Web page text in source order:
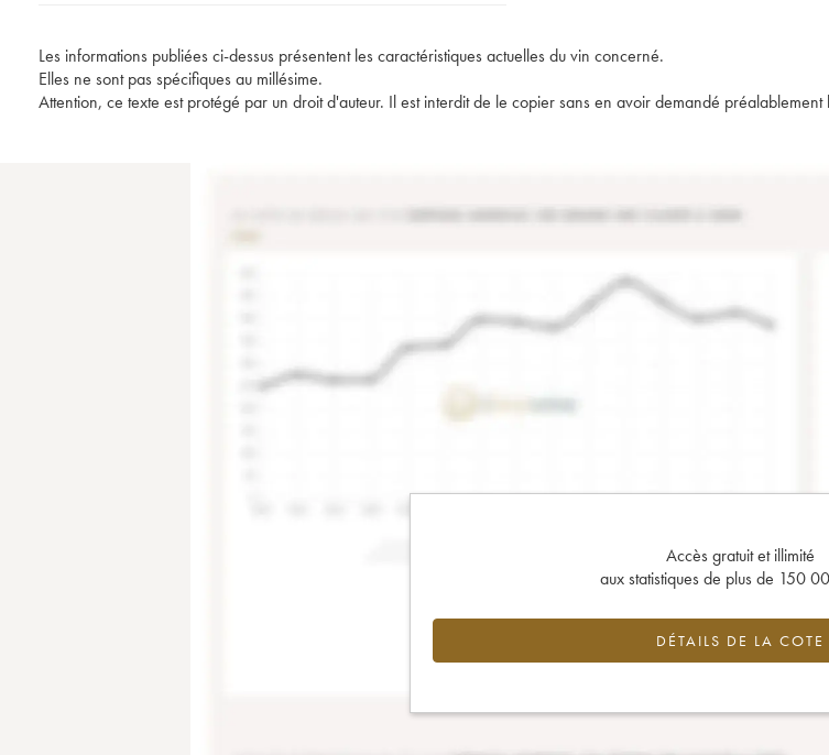
Les informations publiées ci-dessus présentent les caractéristiques actuelles du vin concerné.
Elles ne sont pas spécifiques au millésime.
Attention, ce texte est protégé par un droit d'auteur. Il est interdit de le copier sans en avoir demandé préalablement
Accès gratuit et illimité
aux statistiques de plus de 150
DÉTAILS DE LA COTE